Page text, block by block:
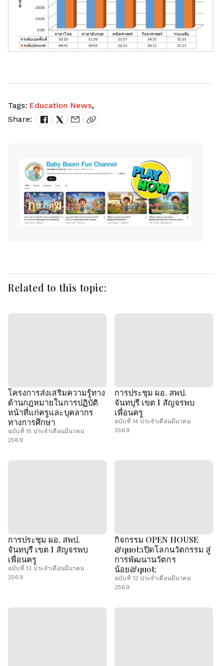
Tags: Education News,
Share:
Related to this topic:
โครงการส่งเสริมความรู้ทาง
ด้านกฎหมายในการปฏิบัติ
หน้าที่แก่ครูและบุคลากร
ทางการศึกษา
ฉบับที่ 15 ประจำเดือนมีนาคม
2569
การประชุม ผอ. สพป.
จันทบุรี เขต 1 สัญจรพบ
เพื่อนครู
ฉบับที่ 14 ประจำเดือนมีนาคม
2569
การประชุม ผอ. สพป.
จันทบุรี เขต 1 สัญจรพบ
เพื่อนครู
ฉบับที่ 13 ประจำเดือนมีนาคม
2569
กิจกรรม OPEN HOUSE
&quot;เปิดโลกนวัตกรรม สู่
การพัฒนานวัตกร
น้อย&quot;
ฉบับที่ 12 ประจำเดือนมีนาคม
2569